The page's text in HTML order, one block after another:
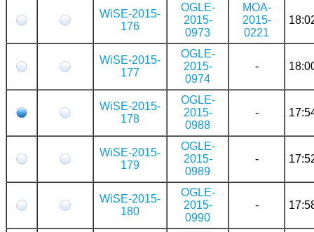
WiSE-2015-
176
OGLE-
2015-
0973
MOA-
2015-
0221
WiSE-2015-
177
OGLE-
2015-
0974
-
WiSE-2015-
178
OGLE-
2015-
0988
-
WiSE-2015-
179
OGLE-
2015-
0989
-
WiSE-2015-
180
OGLE-
2015-
0990
-